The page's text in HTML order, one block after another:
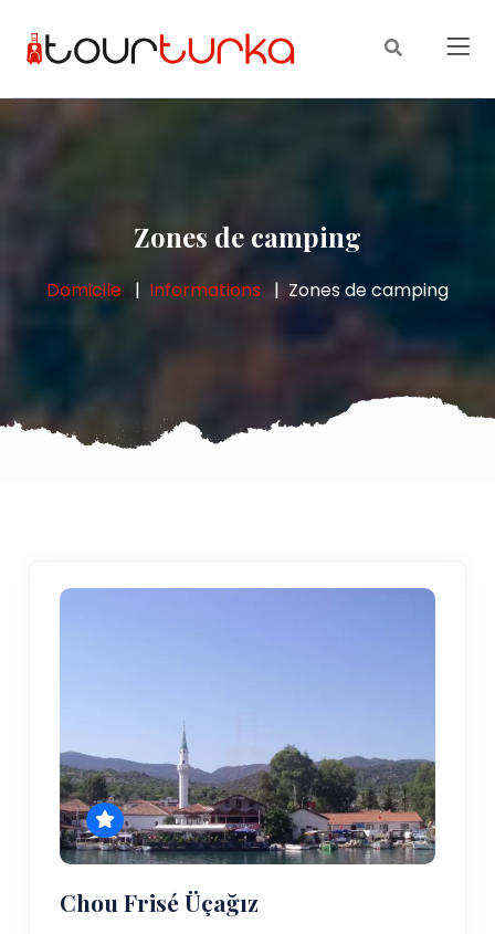
Zones de camping
Domicile Informations Zones de camping
Chou Frisé Üçağız